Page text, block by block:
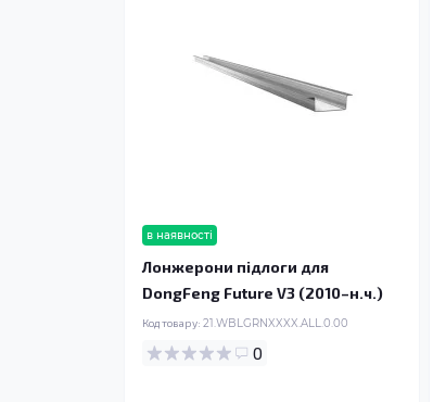
в наявності
Лонжерони підлоги для
DongFeng Future V3 (2010–н.ч.)
Код товару: 21.WBLGRNXXXX.ALL.0.00
0